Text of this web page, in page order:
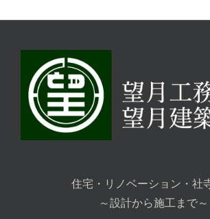
住宅・リノベーション・社
～設計から施工まで～